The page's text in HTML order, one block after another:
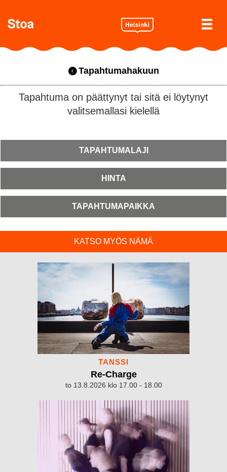
Tapahtumahakuun
Tapahtuma on päättynyt tai sitä ei löytynyt
valitsemallasi kielellä
TAPAHTUMALAJI
HINTA
TAPAHTUMAPAIKKA
KATSO MYÖS NÄMÄ
TANSSI
Re-Charge
to 13.8.2026 klo 17.00 - 18.00